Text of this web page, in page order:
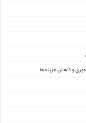
و کاهش هزینه‌ها